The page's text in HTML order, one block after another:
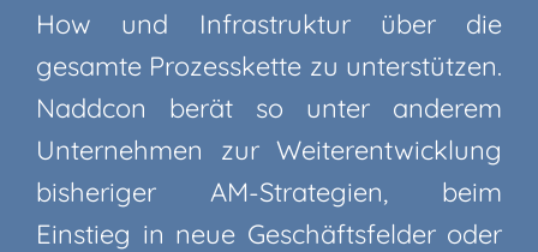
How und Infrastruktur über die
gesamte Prozesskette zu unterstützen.
Naddcon berät so unter anderem
Unternehmen zur Weiterentwicklung
bisheriger AM-Strategien, beim
Einstieg in neue Geschäftsfelder oder